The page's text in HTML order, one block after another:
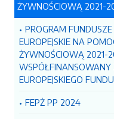
ŻYWNOŚCIOWĄ 2021-
PROGRAM FUNDUSZE
EUROPEJSKIE NA
ŻYWNOŚCIOWĄ 2021-
WSPÓŁFINANSOWANY
EUROPEJSKIEGO
FEPŻ PP 2024